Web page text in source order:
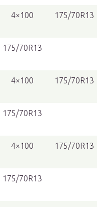
4×100 175/70R13
175/70R13
4×100 175/70R13
175/70R13
4×100 175/70R13
175/70R13